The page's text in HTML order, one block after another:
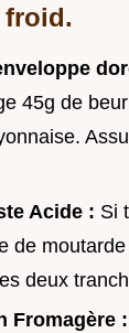
froid.
45g de
Acide : Si
de
deux
Fromagère :